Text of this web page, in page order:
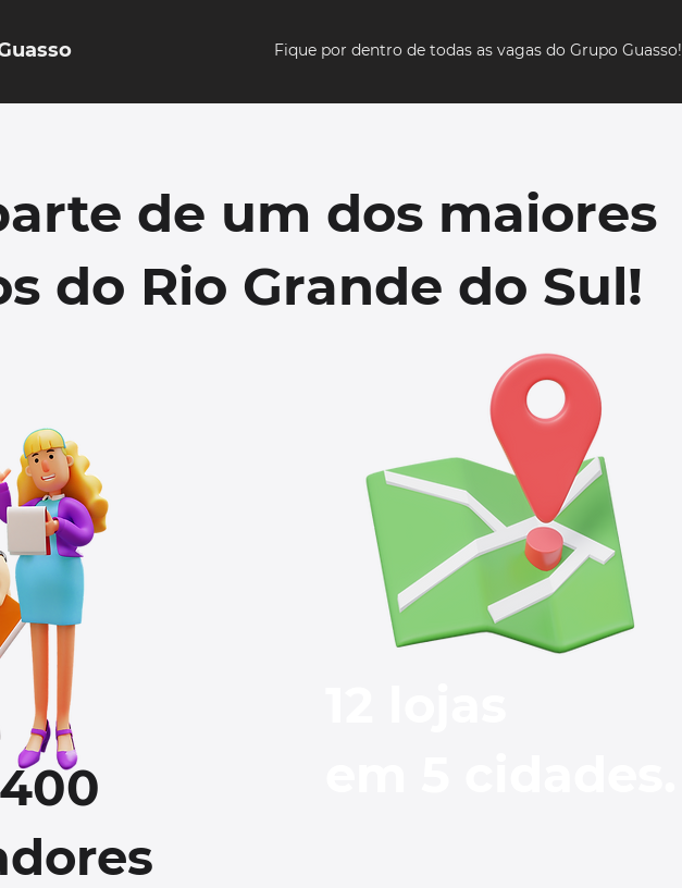
Fique por dentro de todas as vagas do Grupo Guasso!
de um dos maiores
do Rio Grande do Sul!